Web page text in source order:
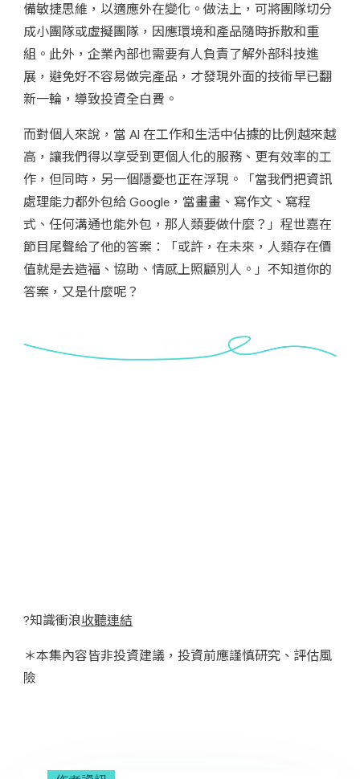
備敏捷思維，以適應外在變化。做法上，可將團隊切分
成小團隊或虛擬團隊，因應環境和產品隨時拆散和重
組。此外，企業內部也需要有人負責了解外部科技進
展，避免好不容易做完產品，才發現外面的技術早已翻
新一輪，導致投資全白費。
而對個人來說，當 AI 在工作和生活中佔據的比例越來越
高，讓我們得以享受到更個人化的服務、更有效率的工
作，但同時，另一個隱憂也正在浮現。「當我們把資訊
處理能力都外包給 Google，當畫畫、寫作文、寫程
式、任何溝通也能外包，那人類要做什麼？」程世嘉在
節目尾聲給了他的答案：「或許，在未來，人類存在價
值就是去造福、協助、情感上照顧別人。」不知道你的
答案，又是什麼呢？
?知識衝浪收聽連結
＊本集內容皆非投資建議，投資前應謹慎研究、評估風
險